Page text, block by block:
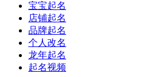
宝宝起名
店铺起名
品牌起名
个人改名
龙年起名
起名视频